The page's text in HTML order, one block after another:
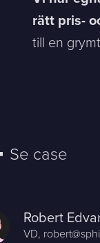
rätt pris-
till en
Se case
Robert
VD,